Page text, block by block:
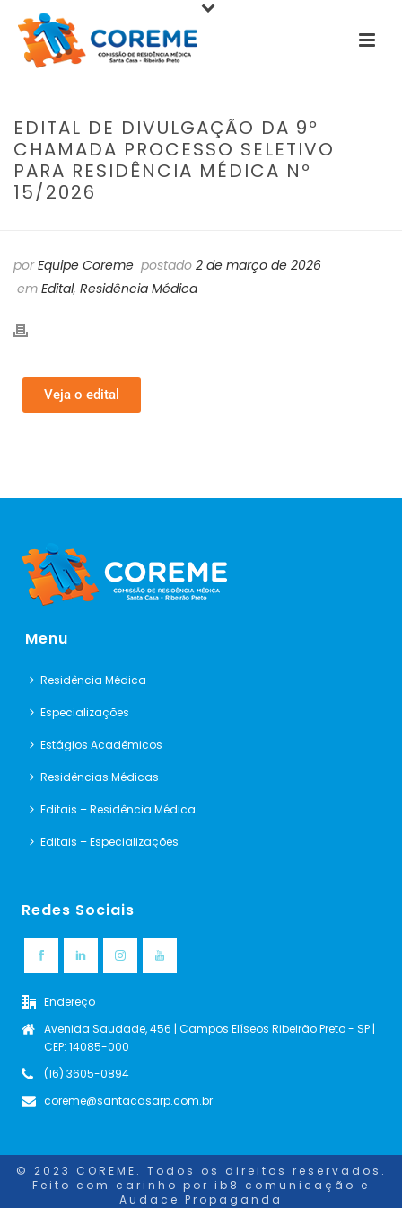
EDITAL DE DIVULGAÇÃO DA 9º
CHAMADA PROCESSO SELETIVO
PARA RESIDÊNCIA MÉDICA Nº
15/2026
porEquipe Coreme postado 2 de março de 2026
em Edital, Residência Médica
Veja o edital
Menu
Residência Médica
Especializações
Estágios Acadêmicos
Residências Médicas
Editais – Residência Médica
Editais – Especializações
Redes Sociais
Endereço
Avenida Saudade, 456 | Campos Elíseos Ribeirão Preto - SP |
CEP: 14085-000
(16) 3605-0894
coreme@santacasarp.com.br
© 2023 COREME. Todos os direitos reservados.
Feito com carinho por ib8 comunicação e
Audace Propaganda